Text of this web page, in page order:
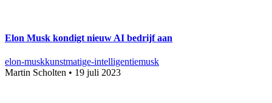
Elon Musk kondigt nieuw AI bedrijf aan
elon-muskkunstmatige-intelligentiemusk
Martin Scholten • 19 juli 2023